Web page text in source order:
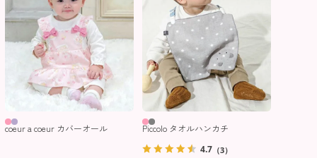
coeur a coeur カバーオール
Piccolo タオルハンカチ
4.7 （3）